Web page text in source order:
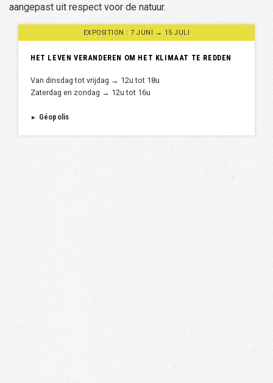
aangepast uit respect voor de natuur.
EXPOSITION : 7 JUNI → 15 JULI
HET LEVEN VERANDEREN OM HET KLIMAAT TE REDDEN
Van dinsdag tot vrijdag → 12u tot 18u
Zaterdag en zondag → 12u tot 16u
► Géopolis